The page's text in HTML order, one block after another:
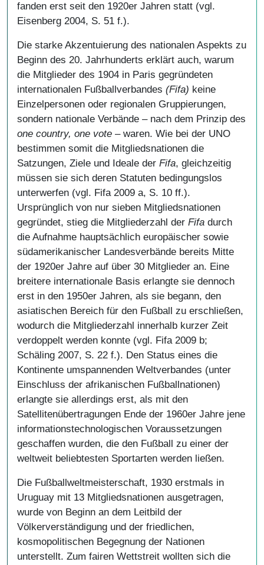
fanden erst seit den 1920er Jahren statt (vgl.
Eisenberg 2004, S. 51 f.).
Die starke Akzentuierung des nationalen Aspekts zu
Beginn des 20. Jahrhunderts erklärt auch, warum
die Mitglieder des 1904 in Paris gegründeten
internationalen Fußballverbandes (Fifa) keine
Einzelpersonen oder regionalen Gruppierungen,
sondern nationale Verbände – nach dem Prinzip des
one country, one vote – waren. Wie bei der UNO
bestimmen somit die Mitgliedsnationen die
Satzungen, Ziele und Ideale der Fifa, gleichzeitig
müssen sie sich deren Statuten bedingungslos
unterwerfen (vgl. Fifa 2009 a, S. 10 ff.).
Ursprünglich von nur sieben Mitgliedsnationen
gegründet, stieg die Mitgliederzahl der Fifa durch
die Aufnahme hauptsächlich europäischer sowie
südamerikanischer Landesverbände bereits Mitte
der 1920er Jahre auf über 30 Mitglieder an. Eine
breitere internationale Basis erlangte sie dennoch
erst in den 1950er Jahren, als sie begann, den
asiatischen Bereich für den Fußball zu erschließen,
wodurch die Mitgliederzahl innerhalb kurzer Zeit
verdoppelt werden konnte (vgl. Fifa 2009 b;
Schäling 2007, S. 22 f.). Den Status eines die
Kontinente umspannenden Weltverbandes (unter
Einschluss der afrikanischen Fußballnationen)
erlangte sie allerdings erst, als mit den
Satellitenübertragungen Ende der 1960er Jahre jene
informationstechnologischen Voraussetzungen
geschaffen wurden, die den Fußball zu einer der
weltweit beliebtesten Sportarten werden ließen.
Die Fußballweltmeisterschaft, 1930 erstmals in
Uruguay mit 13 Mitgliedsnationen ausgetragen,
wurde von Beginn an dem Leitbild der
Völkerverständigung und der friedlichen,
kosmopolitischen Begegnung der Nationen
unterstellt. Zum fairen Wettstreit wollten sich die